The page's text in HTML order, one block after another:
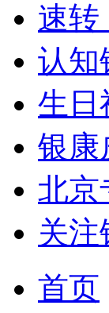
速转
认知
生日
银康
北京
关
首页